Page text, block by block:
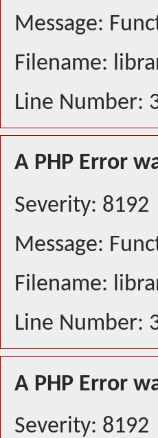
Message:
Filename:
Line Number:
A PHP Error
Severity: 8192
Message:
Filename:
Line Number:
A PHP Error
Severity: 8192